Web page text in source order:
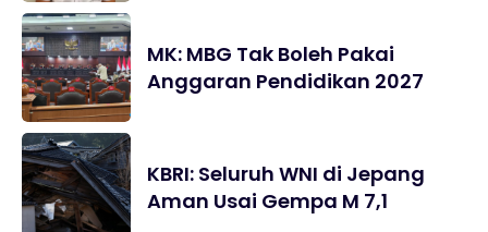
MK: MBG Tak Boleh Pakai
Anggaran Pendidikan 2027
KBRI: Seluruh WNI di Jepang
Aman Usai Gempa M 7,1